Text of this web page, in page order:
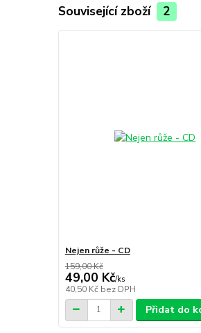
Související zboží 2
Nejen růže - CD
159,00 Kč
49,00 Kč/ks
40,50 Kč bez DPH
Přidat do